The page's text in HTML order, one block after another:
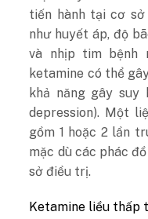
tiến hành tại cơ
như huyết áp, độ
và nhịp tim bệnh
ketamine có thể
khả năng gây suy
depression). Một
gồm 1 hoặc 2 lần
mặc dù các phác
sở điều trị.
Ketamine liều